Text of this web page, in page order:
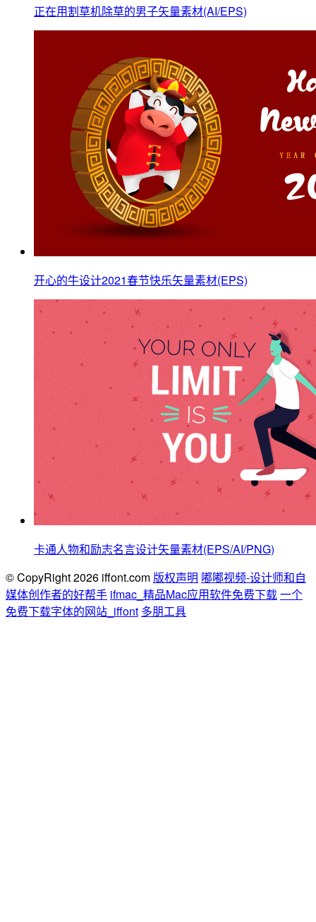
正在用割草机除草的男子矢量素材(AI/EPS)
开心的牛设计2021春节快乐矢量素材(EPS)
卡通人物和励志名言设计矢量素材(EPS/AI/PNG)
© CopyRight 2026 iffont.com 版权声明 嘟嘟视频-设计师和自
媒体创作者的好帮手 ifmac_精品Mac应用软件免费下载一个
免费下载字体的网站_iffont 多朋工具